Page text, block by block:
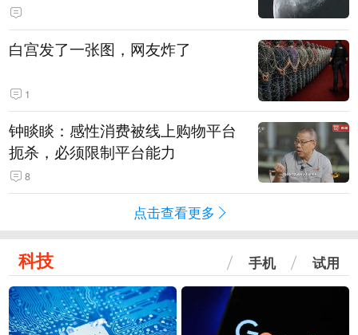
白宫发了一张图，网友炸了
1
钟睒睒：感性消费被线上购物平台
扼杀，必须限制平台能力
8
点击查看更多
科技 手机 试用